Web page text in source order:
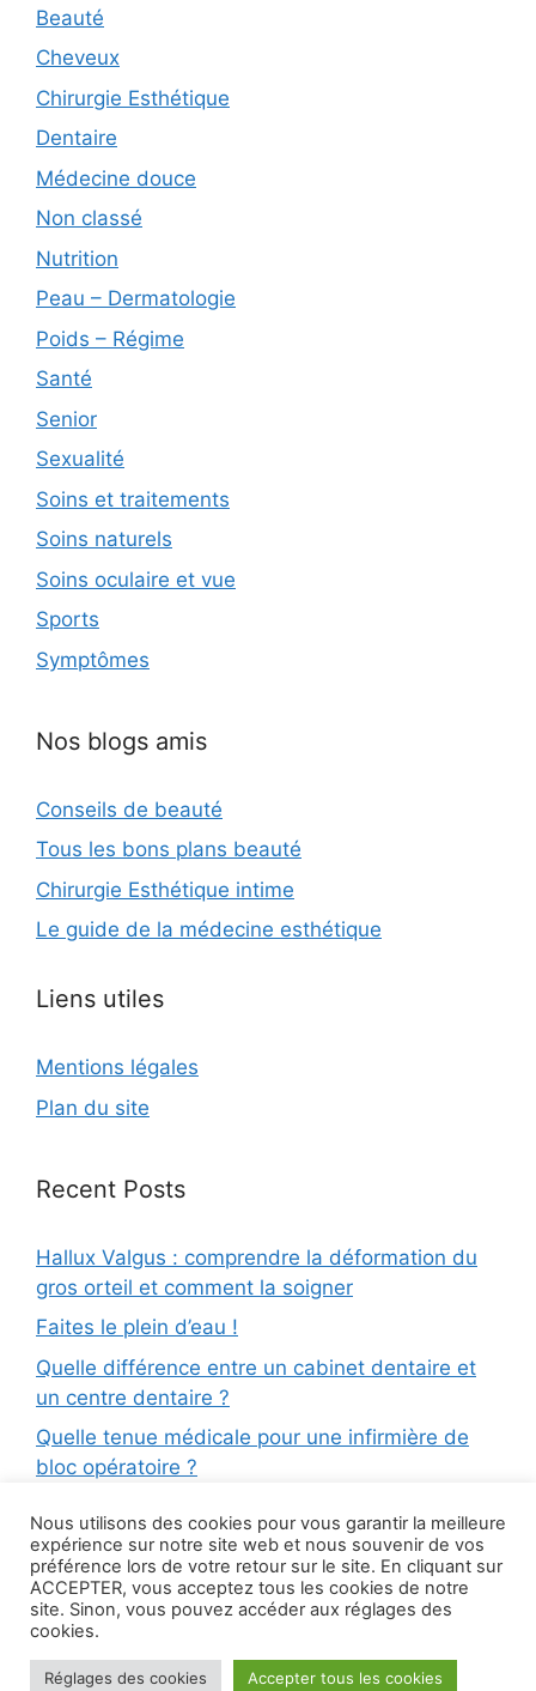
Beauté
Cheveux
Chirurgie Esthétique
Dentaire
Médecine douce
Non classé
Nutrition
Peau – Dermatologie
Poids – Régime
Santé
Senior
Sexualité
Soins et traitements
Soins naturels
Soins oculaire et vue
Sports
Symptômes
Nos blogs amis
Conseils de beauté
Tous les bons plans beauté
Chirurgie Esthétique intime
Le guide de la médecine esthétique
Liens utiles
Mentions légales
Plan du site
Recent Posts
Hallux Valgus : comprendre la déformation du
gros orteil et comment la soigner
Faites le plein d’eau !
Quelle différence entre un cabinet dentaire et
un centre dentaire ?
Quelle tenue médicale pour une infirmière de
bloc opératoire ?
spécialités et qui consulter ?
Minoxidil, le médicament efficace contre la
chute des cheveux
Nous utilisons des cookies pour vous garantir la meilleure
expérience sur notre site web et nous souvenir de vos
préférence lors de votre retour sur le site. En cliquant sur
ACCEPTER, vous acceptez tous les cookies de notre
site. Sinon, vous pouvez accéder aux réglages des
cookies.
Réglages des cookies Accepter tous les cookies